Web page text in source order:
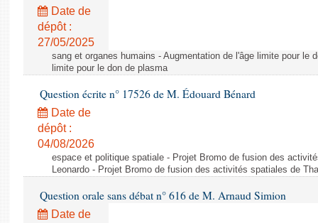
Date de
dépôt :
27/05/2025
sang et organes humains - Augmentation de l'âge limite pour le
limite pour le don de plasma
Question écrite n° 17526 de M. Édouard Bénard
Date de
dépôt :
04/08/2026
espace et politique spatiale - Projet Bromo de fusion des
Leonardo - Projet Bromo de fusion des activités spatiales de
Question orale sans débat n° 616 de M. Arnaud Simion
Date de